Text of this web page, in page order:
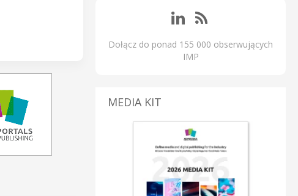
Dołącz do ponad 155 000 obserwujących
IMP
MEDIA KIT